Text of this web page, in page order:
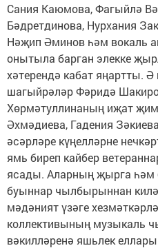
Сания Каюмова, Фагыйлә
Бәдретдинова, Нурхания
Нәҗип Әминов һәм вокаль
онытыла барган элекке
хәтерендә кабат яңартты.
шагыйрәләр Фәридә
Хөрмәтуллинаның иҗат
Әхмәдиева, Гадения
әсәрләре күңелләрне
ямь биреп кайбер
ясады. Аларның җырга һәм
буыннар чылбырыннан
мәдәният үзәге
коллективының музыкаль
вәкилләренә яшьлек